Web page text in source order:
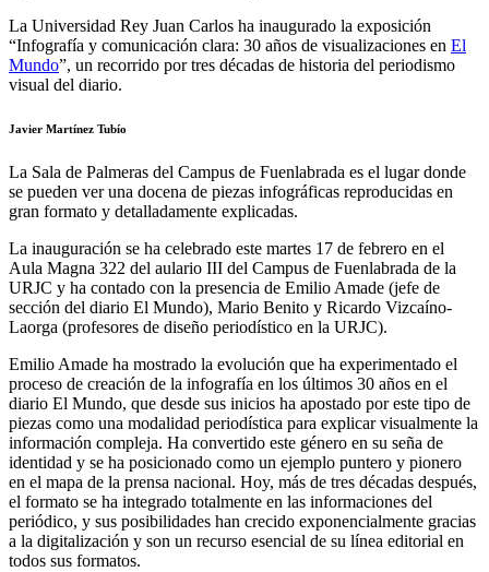
La Universidad Rey Juan Carlos ha inaugurado la exposición
“Infografía y comunicación clara: 30 años de visualizaciones en El
Mundo”, un recorrido por tres décadas de historia del periodismo
visual del diario.
Javier Martínez Tubío
La Sala de Palmeras del Campus de Fuenlabrada es el lugar donde
se pueden ver una docena de piezas infográficas reproducidas en
gran formato y detalladamente explicadas.
La inauguración se ha celebrado este martes 17 de febrero en el
Aula Magna 322 del aulario III del Campus de Fuenlabrada de la
URJC y ha contado con la presencia de Emilio Amade (jefe de
sección del diario El Mundo), Mario Benito y Ricardo Vizcaíno-
Laorga (profesores de diseño periodístico en la URJC).
Emilio Amade ha mostrado la evolución que ha experimentado el
proceso de creación de la infografía en los últimos 30 años en el
diario El Mundo, que desde sus inicios ha apostado por este tipo de
piezas como una modalidad periodística para explicar visualmente la
información compleja. Ha convertido este género en su seña de
identidad y se ha posicionado como un ejemplo puntero y pionero
en el mapa de la prensa nacional. Hoy, más de tres décadas después,
el formato se ha integrado totalmente en las informaciones del
periódico, y sus posibilidades han crecido exponencialmente gracias
a la digitalización y son un recurso esencial de su línea editorial en
todos sus formatos.